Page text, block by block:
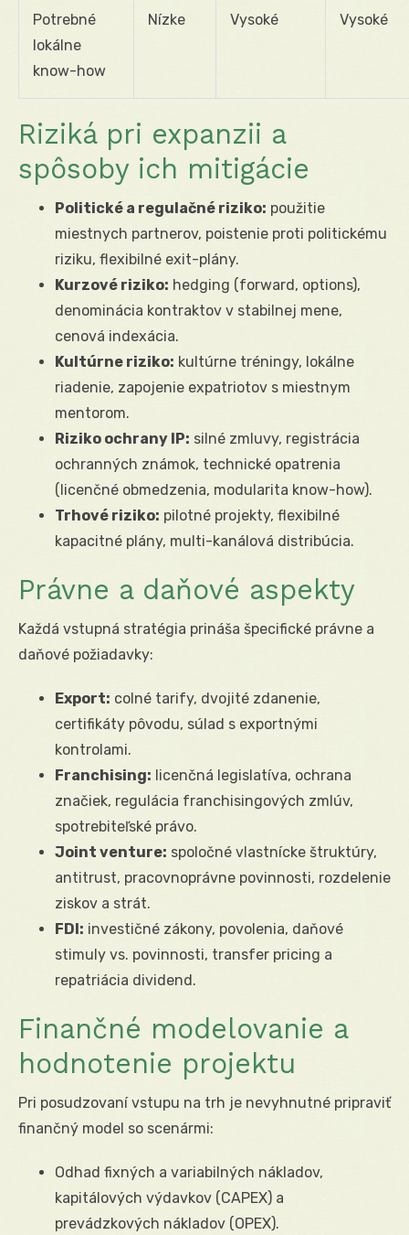
Potrebné
lokálne
know-how
Nízke Vysoké Vysoké
Riziká pri expanzii a
spôsoby ich mitigácie
Politické a regulačné riziko: použitie
miestnych partnerov, poistenie proti politickému
riziku, flexibilné exit-plány.
Kurzové riziko: hedging (forward, options),
denominácia kontraktov v stabilnej mene,
cenová indexácia.
Kultúrne riziko: kultúrne tréningy, lokálne
riadenie, zapojenie expatriotov s miestnym
mentorom.
Riziko ochrany IP: silné zmluvy, registrácia
ochranných známok, technické opatrenia
(licenčné obmedzenia, modularita know-how).
Trhové riziko: pilotné projekty, flexibilné
kapacitné plány, multi-kanálová distribúcia.
Právne a daňové aspekty
Každá vstupná stratégia prináša špecifické právne a
daňové požiadavky:
Export: colné tarify, dvojité zdanenie,
certifikáty pôvodu, súlad s exportnými
kontrolami.
Franchising: licenčná legislatíva, ochrana
značiek, regulácia franchisingových zmlúv,
spotrebiteľské právo.
Joint venture: spoločné vlastnícke štruktúry,
antitrust, pracovnoprávne povinnosti, rozdelenie
ziskov a strát.
FDI: investičné zákony, povolenia, daňové
stimuly vs. povinnosti, transfer pricing a
repatriácia dividend.
Finančné modelovanie a
hodnotenie projektu
Pri posudzovaní vstupu na trh je nevyhnutné pripraviť
finančný model so scenármi:
Odhad fixných a variabilných nákladov,
kapitálových výdavkov (CAPEX) a
prevádzkových nákladov (OPEX).